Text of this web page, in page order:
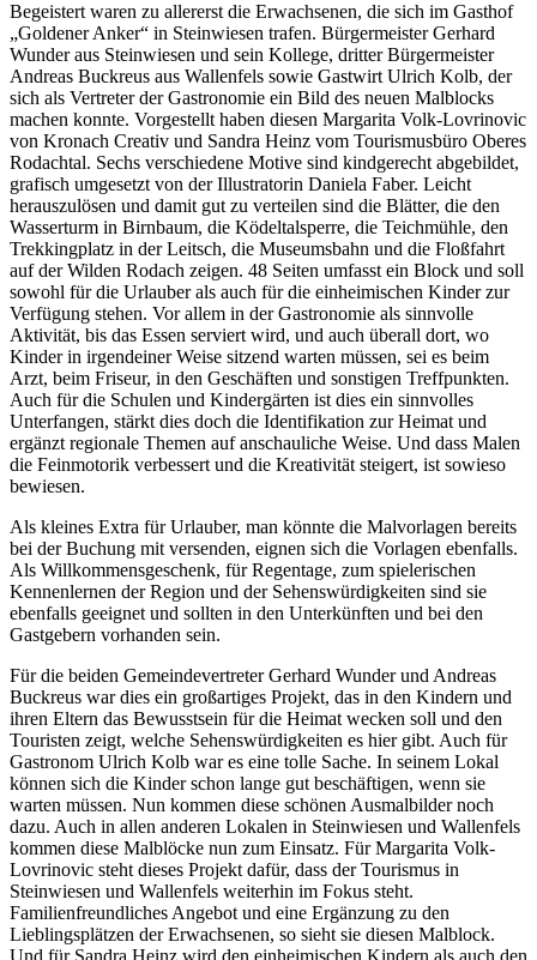
Begeistert waren zu allererst die Erwachsenen, die sich im Gasthof
„Goldener Anker“ in Steinwiesen trafen. Bürgermeister Gerhard
Wunder aus Steinwiesen und sein Kollege, dritter Bürgermeister
Andreas Buckreus aus Wallenfels sowie Gastwirt Ulrich Kolb, der
sich als Vertreter der Gastronomie ein Bild des neuen Malblocks
machen konnte. Vorgestellt haben diesen Margarita Volk-Lovrinovic
von Kronach Creativ und Sandra Heinz vom Tourismusbüro Oberes
Rodachtal. Sechs verschiedene Motive sind kindgerecht abgebildet,
grafisch umgesetzt von der Illustratorin Daniela Faber. Leicht
herauszulösen und damit gut zu verteilen sind die Blätter, die den
Wasserturm in Birnbaum, die Ködeltalsperre, die Teichmühle, den
Trekkingplatz in der Leitsch, die Museumsbahn und die Floßfahrt
auf der Wilden Rodach zeigen. 48 Seiten umfasst ein Block und soll
sowohl für die Urlauber als auch für die einheimischen Kinder zur
Verfügung stehen. Vor allem in der Gastronomie als sinnvolle
Aktivität, bis das Essen serviert wird, und auch überall dort, wo
Kinder in irgendeiner Weise sitzend warten müssen, sei es beim
Arzt, beim Friseur, in den Geschäften und sonstigen Treffpunkten.
Auch für die Schulen und Kindergärten ist dies ein sinnvolles
Unterfangen, stärkt dies doch die Identifikation zur Heimat und
ergänzt regionale Themen auf anschauliche Weise. Und dass Malen
die Feinmotorik verbessert und die Kreativität steigert, ist sowieso
bewiesen.
Als kleines Extra für Urlauber, man könnte die Malvorlagen bereits
bei der Buchung mit versenden, eignen sich die Vorlagen ebenfalls.
Als Willkommensgeschenk, für Regentage, zum spielerischen
Kennenlernen der Region und der Sehenswürdigkeiten sind sie
ebenfalls geeignet und sollten in den Unterkünften und bei den
Gastgebern vorhanden sein.
Für die beiden Gemeindevertreter Gerhard Wunder und Andreas
Buckreus war dies ein großartiges Projekt, das in den Kindern und
ihren Eltern das Bewusstsein für die Heimat wecken soll und den
Touristen zeigt, welche Sehenswürdigkeiten es hier gibt. Auch für
Gastronom Ulrich Kolb war es eine tolle Sache. In seinem Lokal
können sich die Kinder schon lange gut beschäftigen, wenn sie
warten müssen. Nun kommen diese schönen Ausmalbilder noch
dazu. Auch in allen anderen Lokalen in Steinwiesen und Wallenfels
kommen diese Malblöcke nun zum Einsatz. Für Margarita Volk-
Lovrinovic steht dieses Projekt dafür, dass der Tourismus in
Steinwiesen und Wallenfels weiterhin im Fokus steht.
Familienfreundliches Angebot und eine Ergänzung zu den
Lieblingsplätzen der Erwachsenen, so sieht sie diesen Malblock.